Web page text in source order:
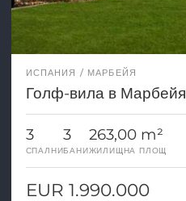
ИСПАНИЯ МАРБЕЙЯ
Голф-вила в Марбейя
3
СПАЛНИ
3
БАНИ
263,00 m²
ЖИЛИЩНА ПЛОЩ
EUR 1.990.000